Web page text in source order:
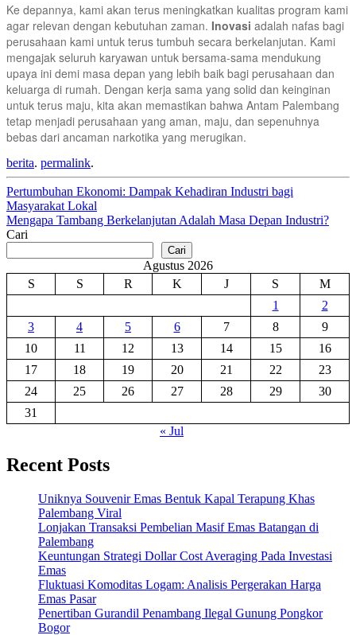
Ke depannya, kami akan terus meningkatkan kualitas program kami
agar relevan dengan kebutuhan zaman. Inovasi adalah nafas bagi
perusahaan kami untuk terus tumbuh secara berkelanjutan. Kami
mengajak seluruh karyawan untuk bersama-sama mendukung
upaya ini demi masa depan yang lebih baik bagi perusahaan dan
keluarga di rumah. Dengan kerja sama yang solid dan keinginan
untuk terus maju, kita akan memastikan bahwa Antam Palembang
tetap menjadi perusahaan yang aman, maju, dan sepenuhnya
bebas dari ancaman narkotika yang merugikan.
berita. permalink.
Post
navigation
Pertumbuhan Ekonomi: Dampak Kehadiran Industri bagi
Masyarakat Lokal
Mengapa Tambang Berkelanjutan Adalah Masa Depan Industri?
Cari
Cari
Agustus 2026
S
S R K J S
M
1
2
3
4 5 6 7 8
9
10
11 12 13 14 15
16
17
18 19 20 21 22
23
24
25 26 27 28 29
30
31
« Jul
Recent Posts
Uniknya Souvenir Emas Bentuk Kapal Terapung Khas
Palembang Viral
Lonjakan Transaksi Pembelian Masif Emas Batangan di
Palembang
Keuntungan Strategi Dollar Cost Averaging Pada Investasi
Emas
Fluktuasi Komoditas Logam: Analisis Pergerakan Harga
Emas Pasar
Penertiban Gurandil Penambang Ilegal Gunung Pongkor
Bogor